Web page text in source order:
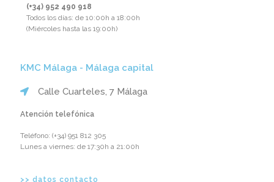
(+34) 952 490 918‬
Todos los días: de 10:00h a 18:00h
(Miércoles hasta las 19:00h)
KMC Málaga - Málaga capital
Calle Cuarteles, 7 Málaga
Atención telefónica
Teléfono: ‪(+34) 951 812 305‬
Lunes a viernes: de 17:30h a 21:00h
>> datos contacto